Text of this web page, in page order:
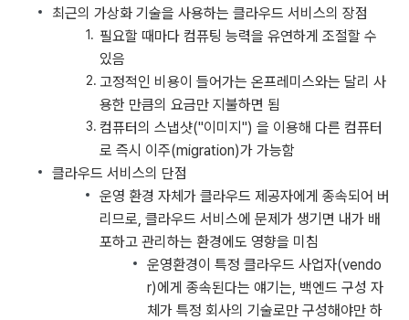
최근의 가상화 기술을 사용하는 클라우드 서비스의 장점
필요할 때마다 컴퓨팅 능력을 유연하게 조절할 수
있음
고정적인 비용이 들어가는 온프레미스와는 달리 사
용한 만큼의 요금만 지불하면 됨
컴퓨터의 스냅샷("이미지") 을 이용해 다른 컴퓨터
로 즉시 이주(migration)가 가능함
클라우드 서비스의 단점
운영 환경 자체가 클라우드 제공자에게 종속되어 버
리므로, 클라우드 서비스에 문제가 생기면 내가 배
포하고 관리하는 환경에도 영향을 미침
운영환경이 특정 클라우드 사업자(vendo
r)에게 종속된다는 얘기는, 백엔드 구성 자
체가 특정 회사의 기술로만 구성해야만 하